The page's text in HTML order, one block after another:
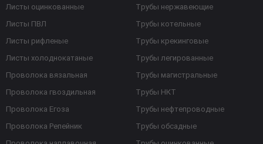
Листы оцинкованные
Листы ПВЛ
Листы рифленые
Листы холоднокатаные
Проволока вязальная
Проволока гвоздильная
Проволока Егоза
Проволока Репейник
Трубы нержавеющие
Трубы котельные
Трубы крекинговые
Трубы легированные
Трубы магистральные
Трубы НКТ
Трубы нефтепроводные
Трубы обсадные